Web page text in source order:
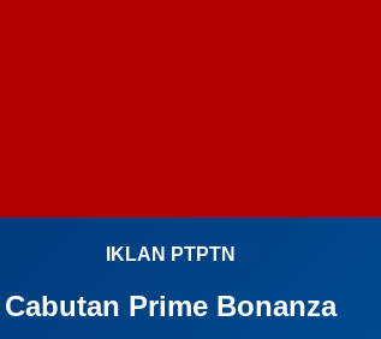
IKLAN PTPTN
Cabutan Prime Bonanza